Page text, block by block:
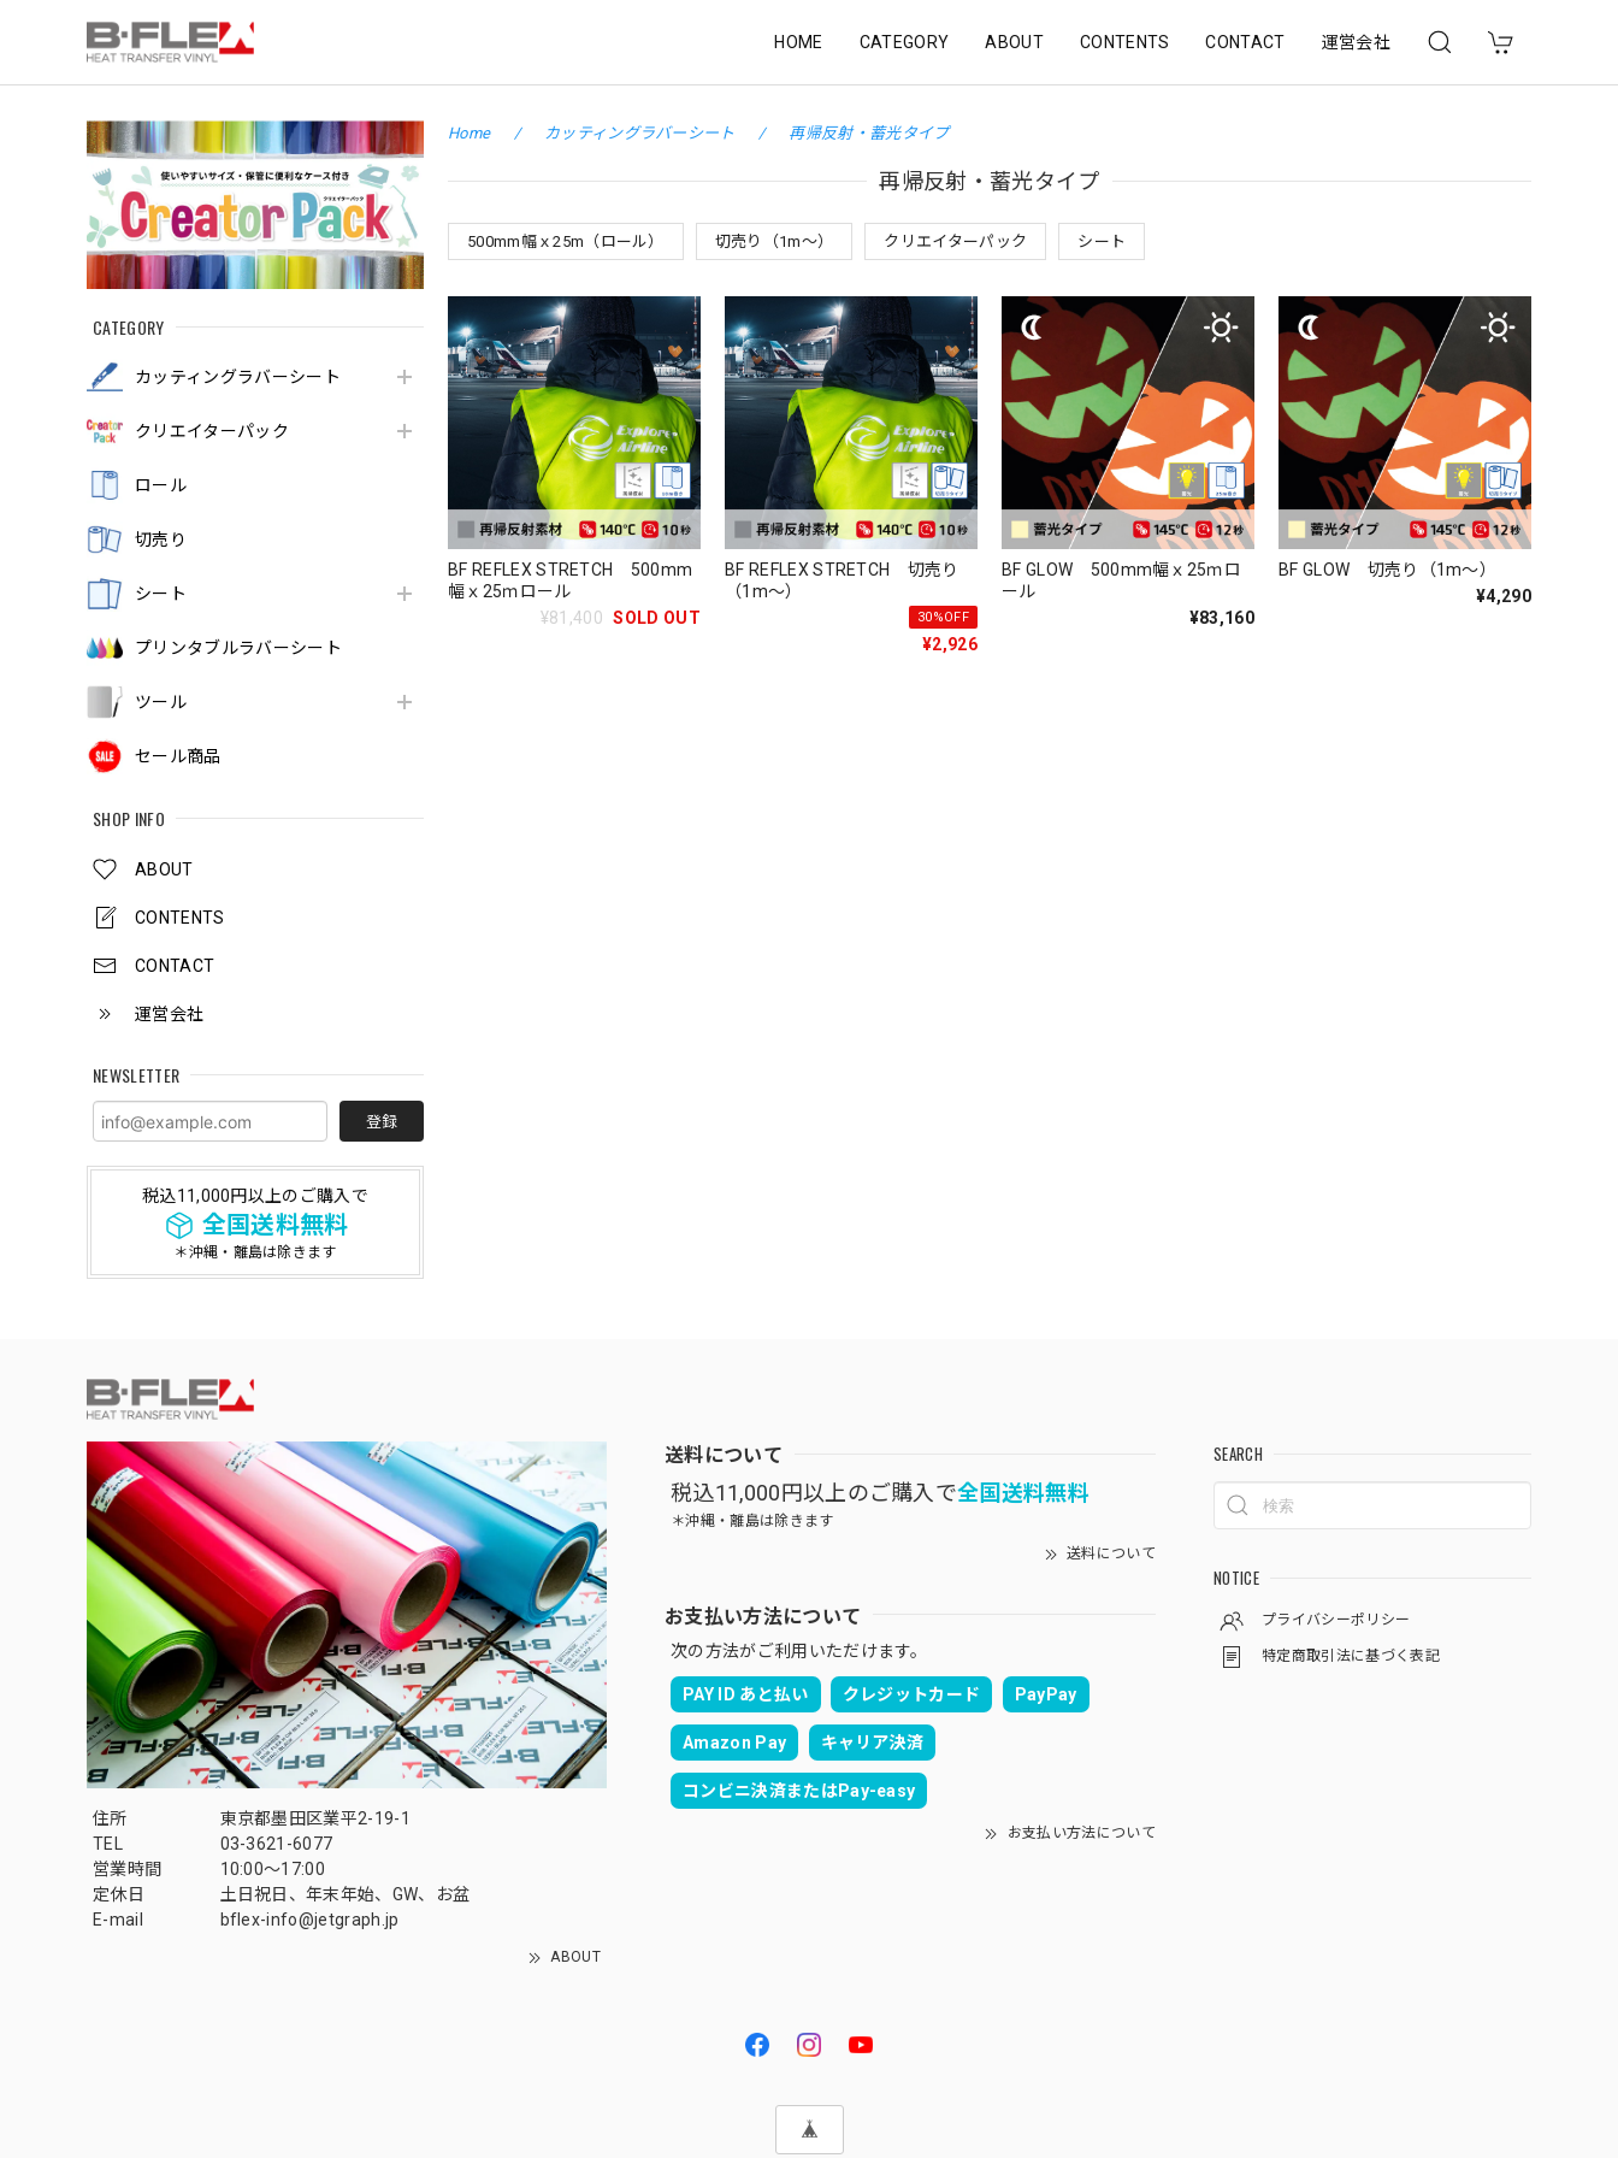
HOME CATEGORY ABOUT CONTENTS CONTACT 運営会社
CATEGORY
カッティングラバーシート
クリエイターパック
ロール
切売り
シート
プリンタブルラバーシート
ツール
セール商品
SHOP INFO
ABOUT
CONTENTS
CONTACT
運営会社
NEWSLETTER
登録
税込11,000円以上のご購入で
全国送料無料
＊沖縄・離島は除きます
Home カッティングラバーシート 再帰反射・蓄光タイプ
再帰反射・蓄光タイプ
500mm幅ｘ25m（ロール） 切売り（1m～） クリエイターパック シート
BF REFLEX STRETCH 500mm
幅ｘ25ｍロール
¥81,400 SOLD OUT
BF REFLEX STRETCH 切売り
（1m～）
30%OFF
¥2,926
BF GLOW 500mm幅ｘ25ｍロ
ール
¥83,160
BF GLOW 切売り（1m～）
¥4,290
住所
東京都墨田区業平2-19-1
TEL
03-3621-6077
営業時間
10:00～17:00
定休日
土日祝日、年末年始、GW、お盆
E-mail
bflex-info@jetgraph.jp
ABOUT
送料について
税込11,000円以上のご購入で全国送料無料
＊沖縄・離島は除きます
送料について
お支払い方法について
次の方法がご利用いただけます。
PAY ID あと払い クレジットカード PayPay
Amazon Pay キャリア決済
コンビニ決済またはPay-easy
お支払い方法について
SEARCH
NOTICE
プライバシーポリシー
特定商取引法に基づく表記